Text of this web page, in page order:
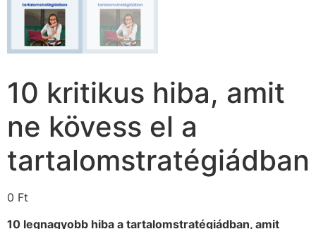
10 kritikus hiba, amit
ne kövess el a
tartalomstratégiádban
0 Ft
10 legnagyobb hiba a tartalomstratégiádban, amit